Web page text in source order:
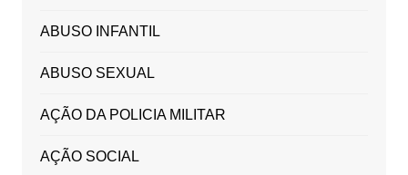
ABUSO INFANTIL
ABUSO SEXUAL
AÇÃO DA POLICIA MILITAR
AÇÃO SOCIAL